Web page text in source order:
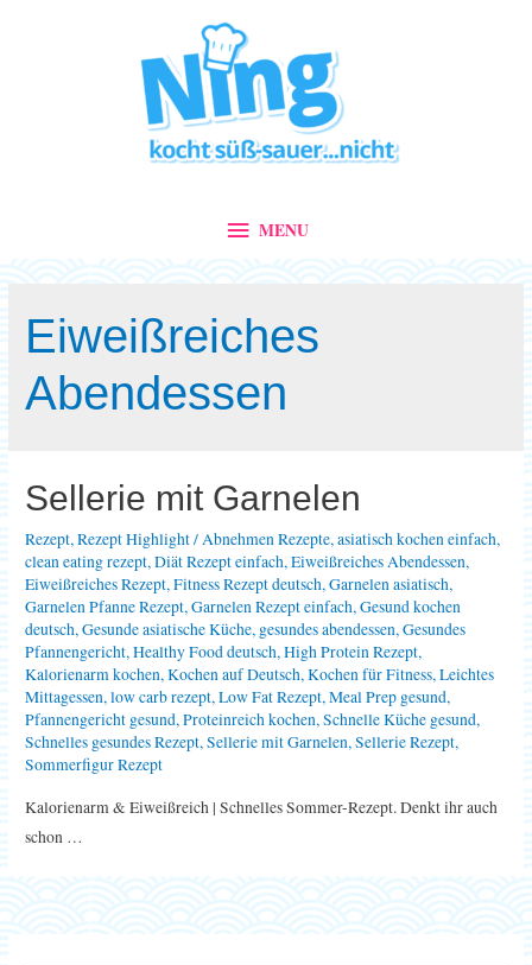
MENU
MENU
Eiweißreiches
Abendessen
Sellerie mit Garnelen
Rezept,Rezept Highlight/Abnehmen Rezepte,asiatisch kochen einfach,
clean eating rezept,Diät Rezept einfach,Eiweißreiches Abendessen,
Eiweißreiches Rezept,Fitness Rezept deutsch,Garnelen asiatisch,
Garnelen Pfanne Rezept,Garnelen Rezept einfach,Gesund kochen
deutsch,Gesunde asiatische Küche, gesundes abendessen,Gesundes
Pfannengericht,Healthy Food deutsch,High Protein Rezept,
Kalorienarm kochen,Kochen auf Deutsch,Kochen für Fitness,Leichtes
Mittagessen,low carb rezept,Low Fat Rezept,Meal Prep gesund,
Pfannengericht gesund,Proteinreich kochen,Schnelle Küche gesund,
Schnelles gesundes Rezept,Sellerie mit Garnelen,Sellerie Rezept,
Sommerfigur Rezept
Kalorienarm & Eiweißreich | Schnelles Sommer-Rezept. Denkt ihr auch
schon …